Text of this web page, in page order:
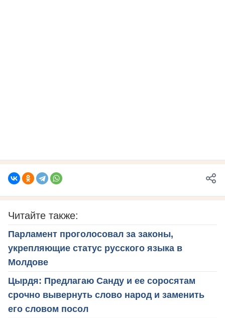
Читайте также:
Парламент проголосовал за законы,
укрепляющие статус русского языка в
Молдове
Цырдя: Предлагаю Санду и ее соросятам
срочно вывернуть слово народ и заменить
его словом посол